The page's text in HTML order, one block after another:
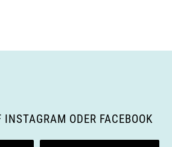
ODER FACEBOOK